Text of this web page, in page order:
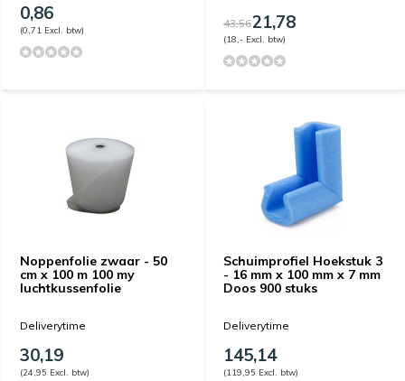
0,86
(0,71 Excl. btw) 43,5621,78
(18,- Excl. btw)
Noppenfolie zwaar - 50
cm x 100 m 100 my
luchtkussenfolie
Deliverytime
30,19
(24,95 Excl. btw)
Schuimprofiel Hoekstuk 3
- 16 mm x 100 mm x 7 mm
Doos 900 stuks
Deliverytime
145,14
(119,95 Excl. btw)